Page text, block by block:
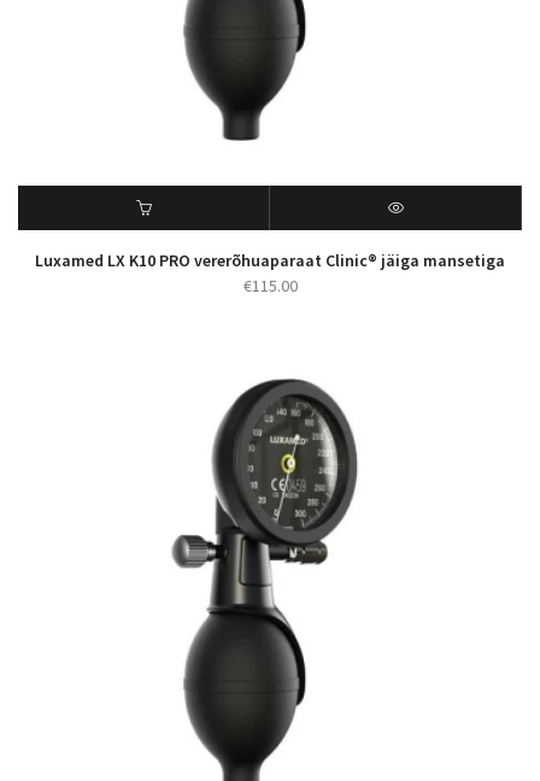
Luxamed LX K10 PRO vererõhuaparaat Clinic® jäiga mansetiga
€115.00